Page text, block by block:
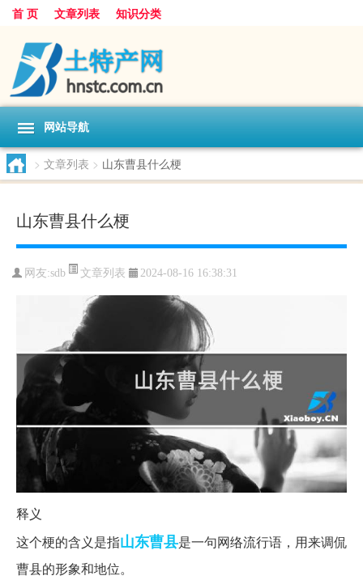
首 页 文章列表 知识分类
网站导航
> 文章列表 > 山东曹县什么梗
山东曹县什么梗
网友:sdb 文章列表 2024-08-16 16:38:31
释义
这个梗的含义是指山东曹县是一句网络流行语，用来调侃
曹县的形象和地位。